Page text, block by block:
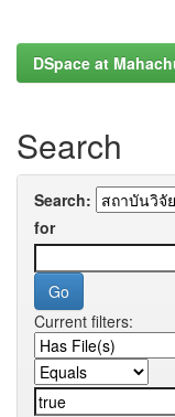
DSpace at
Search
Search:
for
Current filters: